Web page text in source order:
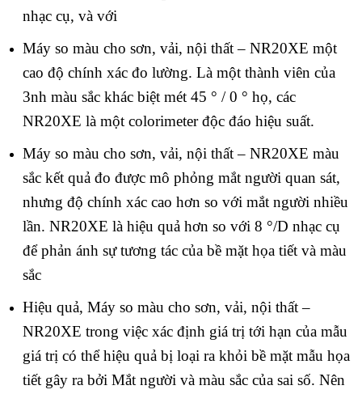
nhạc cụ, và với
Máy so màu cho sơn, vải, nội thất – NR20XE một
cao độ chính xác đo lường. Là một thành viên của
3nh màu sắc khác biệt mét 45 ° / 0 ° họ, các
NR20XE là một colorimeter độc đáo hiệu suất.
Máy so màu cho sơn, vải, nội thất – NR20XE màu
sắc kết quả đo được mô phỏng mắt người quan sát,
nhưng độ chính xác cao hơn so với mắt người nhiều
lần. NR20XE là hiệu quả hơn so với 8 °/D nhạc cụ
để phản ánh sự tương tác của bề mặt họa tiết và màu
sắc
Hiệu quả, Máy so màu cho sơn, vải, nội thất –
NR20XE trong việc xác định giá trị tới hạn của mẫu
giá trị có thể hiệu quả bị loại ra khỏi bề mặt mẫu họa
tiết gây ra bởi Mắt người và màu sắc của sai số. Nên